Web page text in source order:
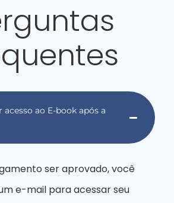
ao E-book após a
ser aprovado, você
e-mail para acessar seu